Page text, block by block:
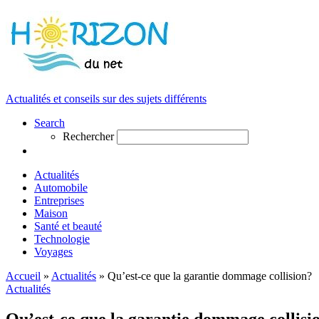
Actualités et conseils sur des sujets différents
Search
Rechercher
Actualités
Automobile
Entreprises
Maison
Santé et beauté
Technologie
Voyages
Accueil » Actualités » Qu’est-ce que la garantie dommage collision?
Actualités